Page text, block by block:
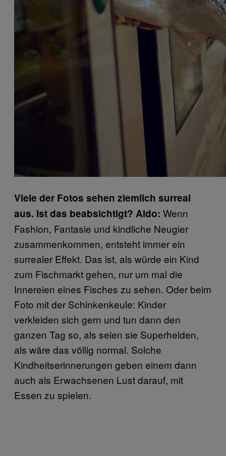
Viele der Fotos sehen ziemlich surreal
aus. Ist das beabsichtigt? Aldo: Wenn
Fashion, Fantasie und kindliche Neugier
zusammenkommen, entsteht immer ein
surrealer Effekt. Das ist, als würde ein Kind
zum Fischmarkt gehen, nur um mal die
Innereien eines Fisches zu sehen. Oder beim
Foto mit der Schinkenkeule: Kinder
verkleiden sich gern und tun dann den
ganzen Tag so, als seien sie Superhelden,
als wäre das völlig normal. Solche
Kindheitserinnerungen geben einem dann
auch als Erwachsenen Lust darauf, mit
Essen zu spielen.